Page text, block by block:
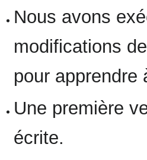
Nous avons
modifications
pour
Une première
écrite.